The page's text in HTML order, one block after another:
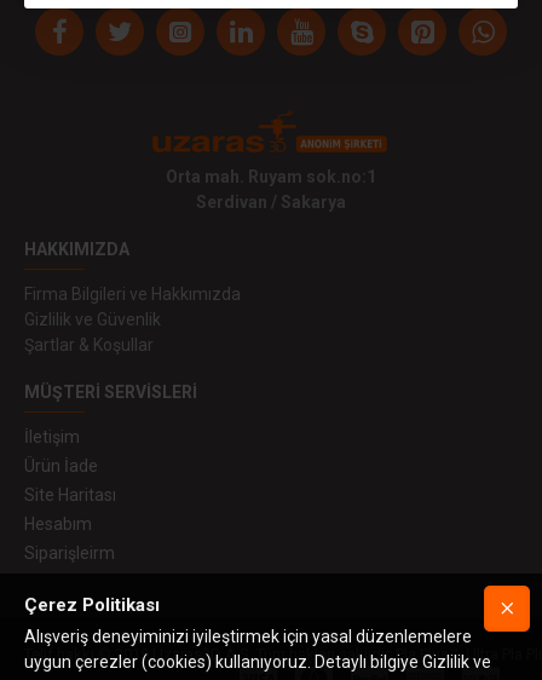
Orta mah. Ruyam sok.no:1
Serdivan / Sakarya
HAKKIMIZDA
Firma Bilgileri ve Hakkımızda
Gizlilik ve Güvenlik
Şartlar & Koşullar
MÜŞTERI SERVISLERI
İletişim
Ürün İade
Site Haritası
Hesabım
Siparişleirm
Telif hakkı © 2019 Uzaras3D A.Ş. Tüm hakları saklıdır. Pla Plus™, Ultra
Çerez Politikası
Alışveriş deneyiminizi iyileştirmek için yasal düzenlemelere
uygun çerezler (cookies) kullanıyoruz. Detaylı bilgiye Gizlilik ve